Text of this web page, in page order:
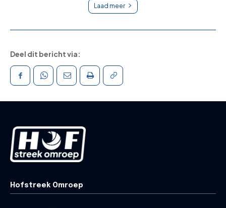
Laad meer
Deel dit bericht via:
Hofstreek Omroep